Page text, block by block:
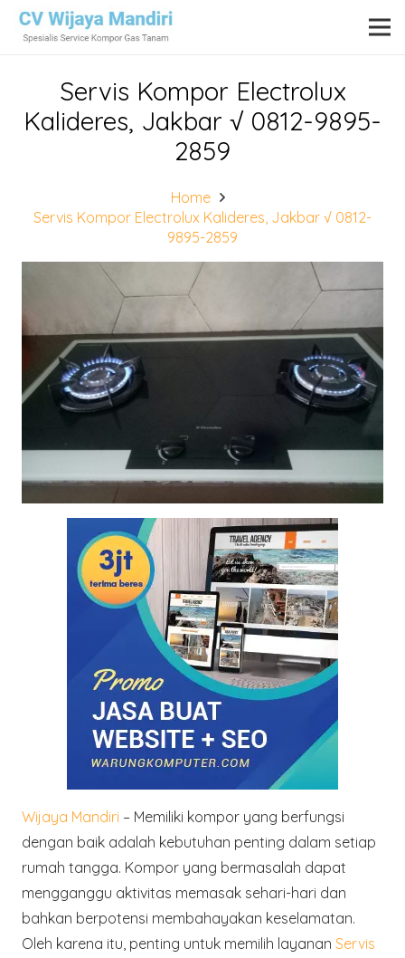
Servis Kompor Electrolux
Kalideres, Jakbar √ 0812-9895-
2859
Home
Servis Kompor Electrolux Kalideres, Jakbar √ 0812-
9895-2859
Wijaya Mandiri – Memiliki kompor yang berfungsi
dengan baik adalah kebutuhan penting dalam setiap
rumah tangga. Kompor yang bermasalah dapat
mengganggu aktivitas memasak sehari-hari dan
bahkan berpotensi membahayakan keselamatan.
Oleh karena itu, penting untuk memilih layanan Servis